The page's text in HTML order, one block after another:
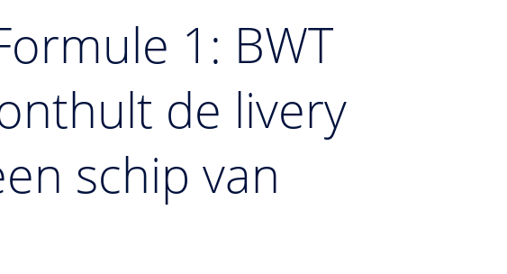
1: BWT
de livery
schip van